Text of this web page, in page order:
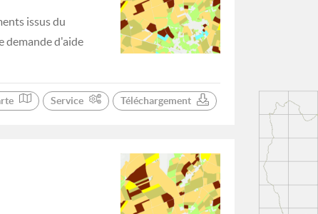
issus du
demande d'aide
Service Téléchargement